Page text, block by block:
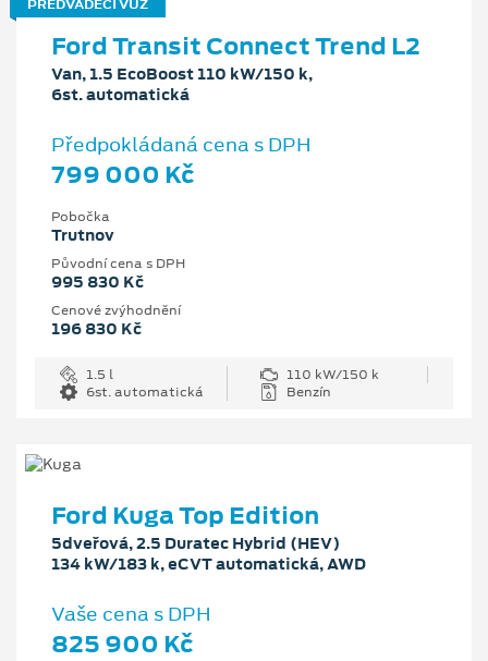
PŘEDVÁDĚCÍ VŮZ
Ford Transit Connect Trend L2
Van, 1.5 EcoBoost 110 kW/150 k,
6st. automatická
Předpokládaná cena s DPH
799 000 Kč
Pobočka
Trutnov
Původní cena s DPH
995 830 Kč
Cenové zvýhodnění
196 830 Kč
1.5 l
110 kW/150 k
6st. automatická
Benzín
Ford Kuga Top Edition
5dveřová, 2.5 Duratec Hybrid (HEV)
134 kW/183 k, eCVT automatická, AWD
Vaše cena s DPH
825 900 Kč